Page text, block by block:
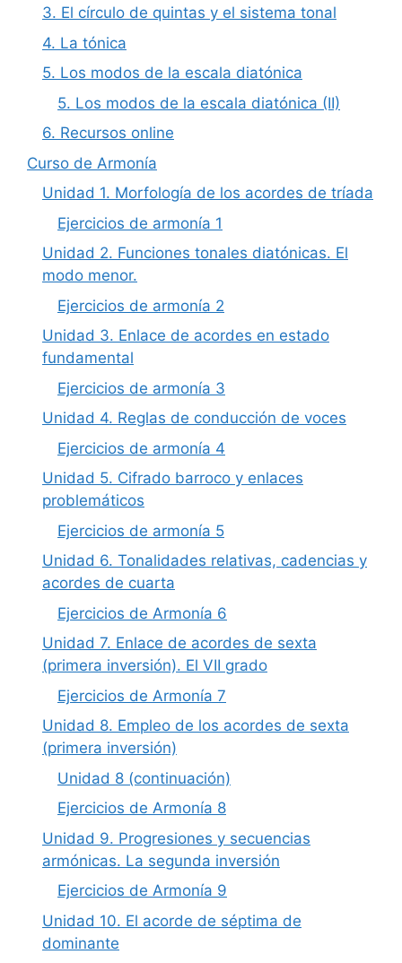
3. El círculo de quintas y el sistema tonal
4. La tónica
5. Los modos de la escala diatónica
5. Los modos de la escala diatónica (II)
6. Recursos online
Curso de Armonía
Unidad 1. Morfología de los acordes de tríada
Ejercicios de armonía 1
Unidad 2. Funciones tonales diatónicas. El
modo menor.
Ejercicios de armonía 2
Unidad 3. Enlace de acordes en estado
fundamental
Ejercicios de armonía 3
Unidad 4. Reglas de conducción de voces
Ejercicios de armonía 4
Unidad 5. Cifrado barroco y enlaces
problemáticos
Ejercicios de armonía 5
Unidad 6. Tonalidades relativas, cadencias y
acordes de cuarta
Ejercicios de Armonía 6
Unidad 7. Enlace de acordes de sexta
(primera inversión). El VII grado
Ejercicios de Armonía 7
Unidad 8. Empleo de los acordes de sexta
(primera inversión)
Unidad 8 (continuación)
Ejercicios de Armonía 8
Unidad 9. Progresiones y secuencias
armónicas. La segunda inversión
Ejercicios de Armonía 9
Unidad 10. El acorde de séptima de
dominante